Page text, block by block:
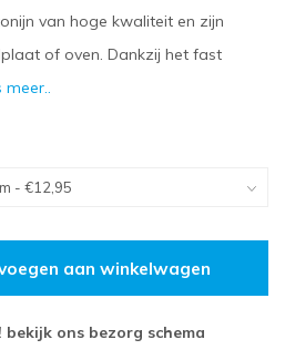
van hoge kwaliteit en zijn
of oven. Dankzij het fast
meer..
aan winkelwagen
bekijk ons bezorg schema